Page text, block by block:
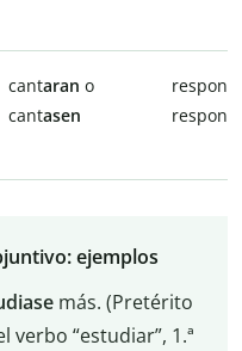
cantaran o
cantasen
respond
respond
ejemplos
más. (Pretérito
“estudiar”, 1.ª